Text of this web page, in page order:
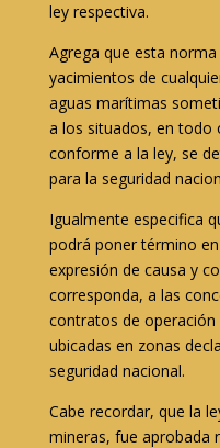
ley respectiva.
Agrega que esta
yacimientos de
aguas marítimas
a los situados, en todo
conforme a la ley, se
para la seguridad
Igualmente especifica
podrá poner término
expresión de causa y
corresponda, a las
contratos de
ubicadas en zonas
seguridad nacional.
Cabe recordar, que la
mineras, fue aprobada